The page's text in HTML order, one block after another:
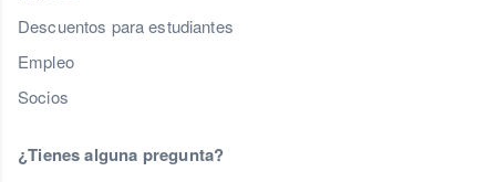
Descuentos para estudiantes
Empleo
Socios
¿Tienes alguna pregunta?